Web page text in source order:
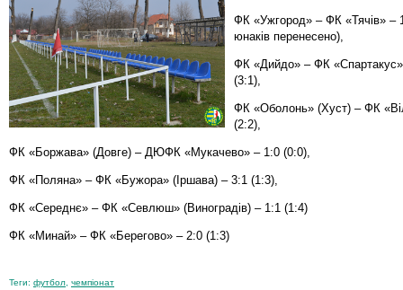
ФК «Ужгород» – ФК «Тячів» –
юнаків перенесено),
ФК «Дийдо» – ФК
(3:1),
ФК «Оболонь» (Хуст) – ФК
(2:2),
ФК «Боржава» (Довге) – ДЮФК «Мукачево» – 1:0 (0:0),
ФК «Поляна» – ФК «Бужора» (Іршава) – 3:1 (1:3),
ФК «Середнє» – ФК «Севлюш» (Виноградів) – 1:1 (1:4)
ФК «Минай» – ФК «Берегово» – 2:0 (1:3)
Теги: футбол чемпіонат